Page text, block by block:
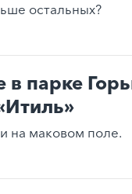
остальных?
парке
на маковом поле.